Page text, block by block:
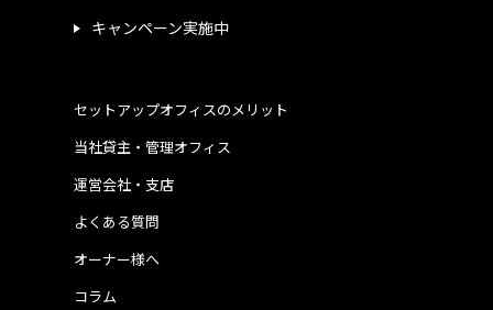
キャンペーン実施中
運営会社・支店
よくある質問
当社貸主・管理オフィス
オーナー様へ
コラム
セットアップオフィスのメリット